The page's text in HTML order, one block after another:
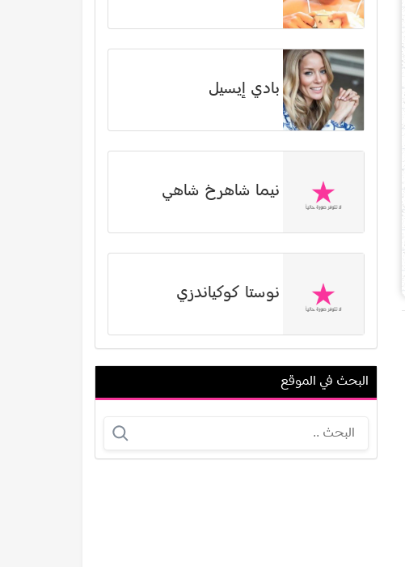
بادي إيسيل
نیما شاهرخ شاهي
نوستا كوكياندزي
إجلال زكي
البحث في الموقع